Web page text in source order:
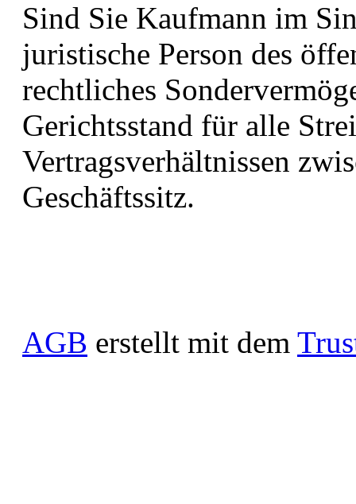
Sind Sie Kaufmann im
juristische Person des
rechtliches
Gerichtsstand für alle
Vertragsverhältnissen
Geschäftssitz.
AGB erstellt mit dem